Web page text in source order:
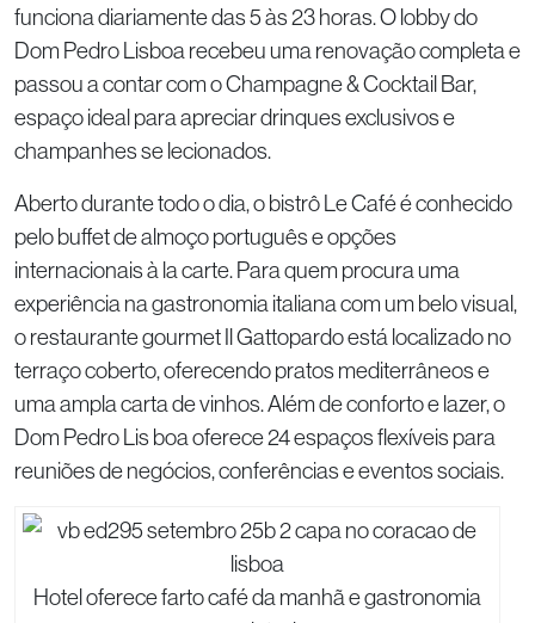
funciona diariamente das 5 às 23 horas. O lobby do
Dom Pedro Lisboa recebeu uma renovação completa e
passou a contar com o Champagne & Cocktail Bar,
espaço ideal para apreciar drinques exclusivos e
champanhes se lecionados.
Aberto durante todo o dia, o bistrô Le Café é conhecido
pelo buffet de almoço português e opções
internacionais à la carte. Para quem procura uma
experiência na gastronomia italiana com um belo visual,
o restaurante gourmet Il Gattopardo está localizado no
terraço coberto, oferecendo pratos mediterrâneos e
uma ampla carta de vinhos. Além de conforto e lazer, o
Dom Pedro Lis boa oferece 24 espaços flexíveis para
reuniões de negócios, conferências e eventos sociais.
Hotel oferece farto café da manhã e gastronomia